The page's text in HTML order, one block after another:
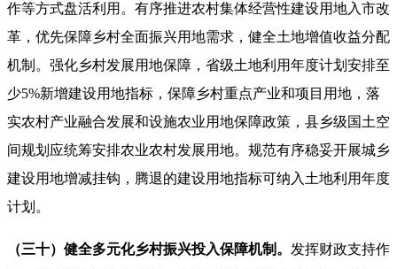
作等方式盘活利用。有序推进农村集体经营性建设用地入市改
革，优先保障乡村全面振兴用地需求，健全土地增值收益分配
机制。强化乡村发展用地保障，省级土地利用年度计划安排至
少5%新增建设用地指标，保障乡村重点产业和项目用地，落
实农村产业融合发展和设施农业用地保障政策，县乡级国土空
间规划应统筹安排农业农村发展用地。规范有序稳妥开展城乡
建设用地增减挂钩，腾退的建设用地指标可纳入土地利用年度
计划。
（三十）健全多元化乡村振兴投入保障机制。 发挥财政支持作